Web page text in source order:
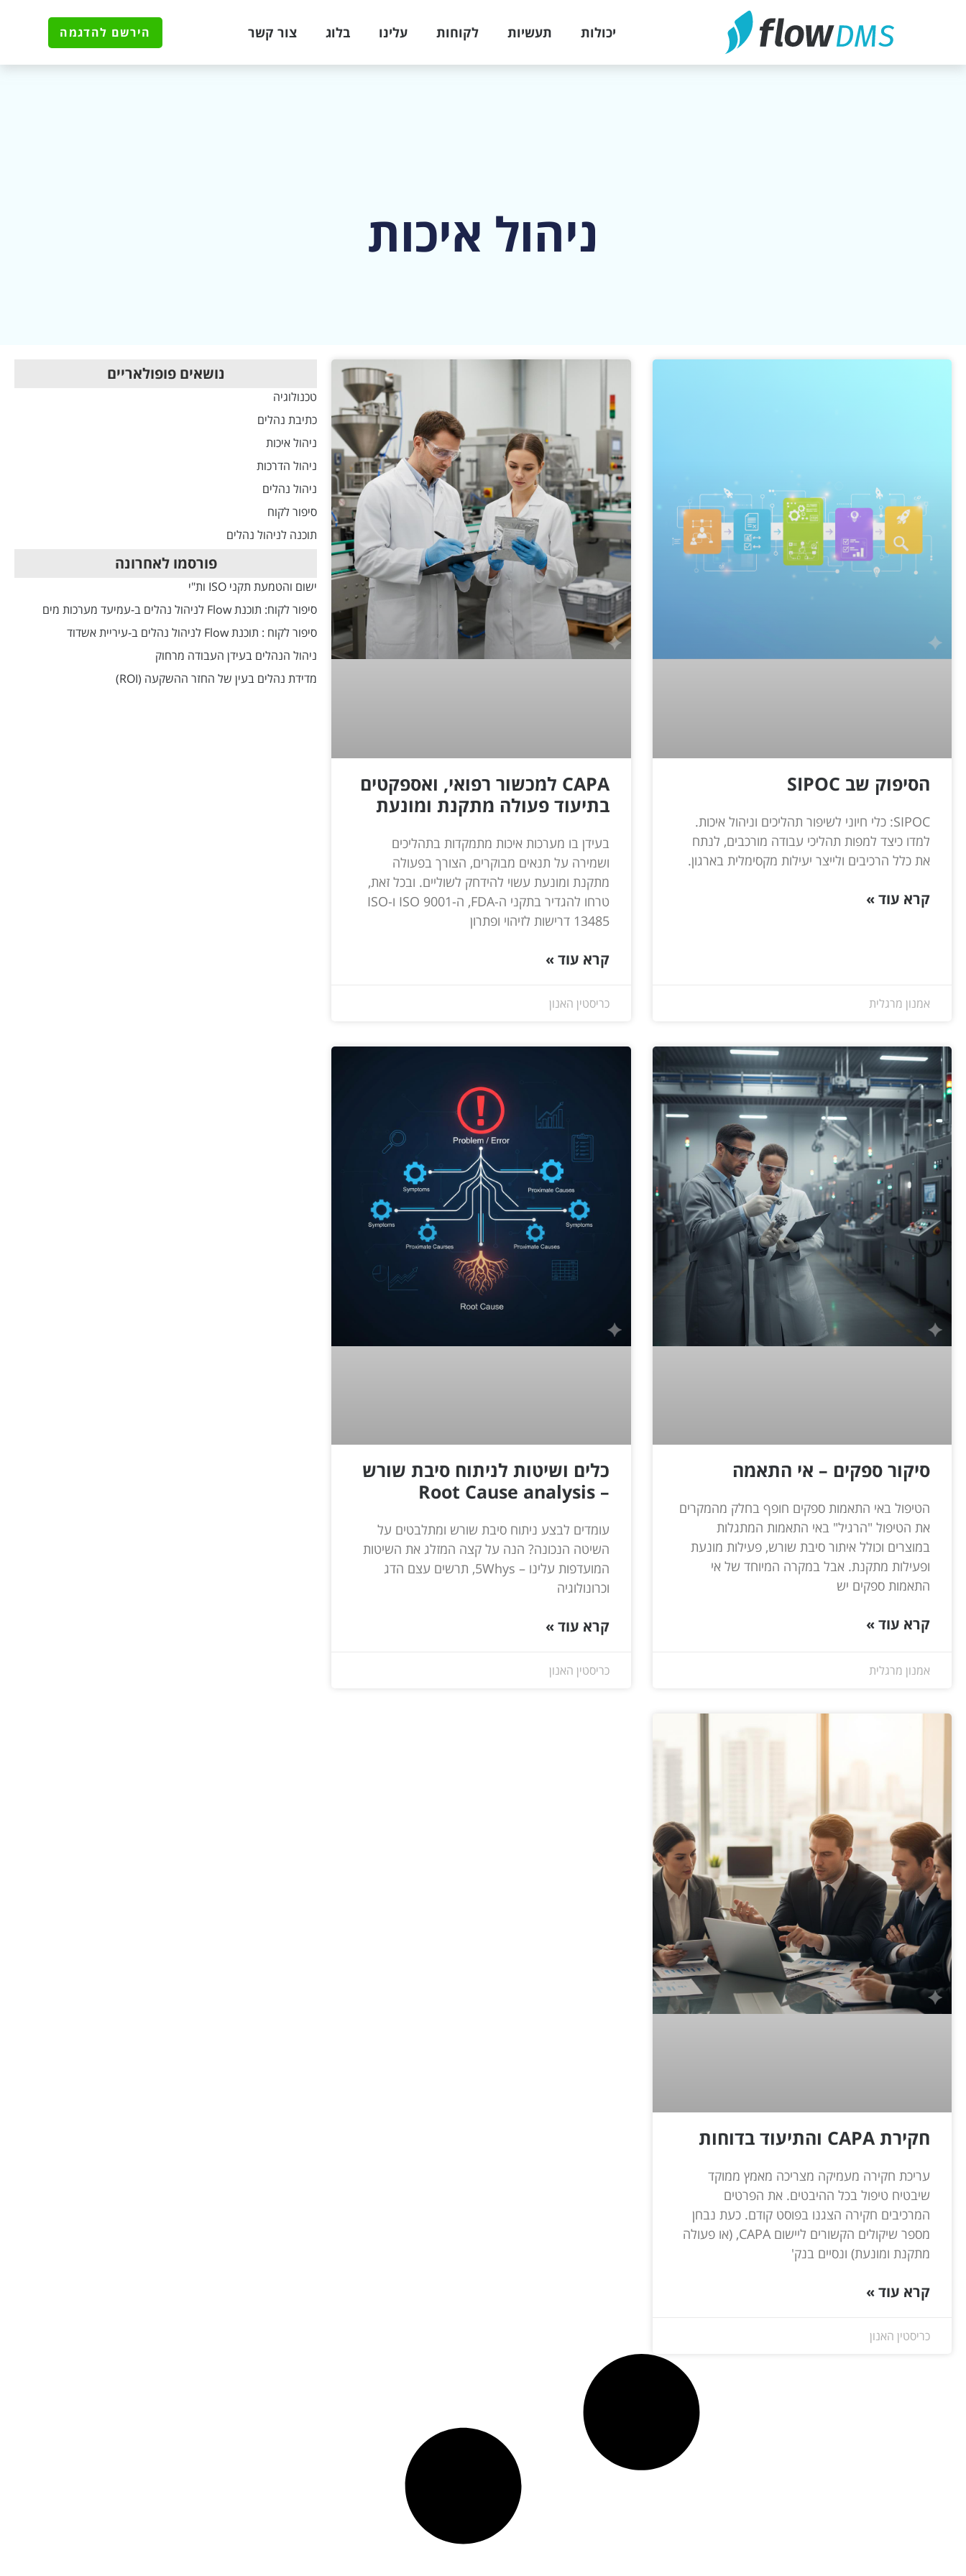
יכולות תעשיות לקוחות עלינו בלוג צור קשר הירשם להדגמה
ניהול איכות
הסיפוק שב SIPOC
SIPOC: כלי חיוני לשיפור תהליכים וניהול איכות.
למדו כיצד למפות תהליכי עבודה מורכבים, לנתח
את כלל הרכיבים ולייצר יעילות מקסימלית בארגון.
קרא עוד »
אמנון מרגלית
CAPA למכשור רפואי, ואספקטים
בתיעוד פעולה מתקנת ומונעת
בעידן בו מערכות איכות מתמקדות בתהליכים
ושמירה על תנאים מבוקרים, הצורך בפעולה
מתקנת ומונעת עשוי להידחק לשוליים. ובכל זאת,
טרחו להגדיר בתקני ה-FDA, ה-ISO 9001 ו-ISO
13485 דרישות לזיהוי ופתרון
קרא עוד »
כריסטין האנון
סיקור ספקים – אי התאמה
הטיפול באי התאמות ספקים חופף בחלק מהמקרים
את הטיפול "הרגיל" באי התאמות המתגלות
במוצרים וכולל איתור סיבת שורש, פעילות מונעת
ופעילות מתקנת. אבל במקרה המיוחד של אי
התאמות ספקים יש
קרא עוד »
אמנון מרגלית
כלים ושיטות לניתוח סיבת שורש
– Root Cause analysis
עומדים לבצע ניתוח סיבת שורש ומתלבטים על
השיטה הנכונה? הנה על קצה המזלג את השיטות
המועדפות עלינו – 5Whys, תרשים עצם הדג
וכרונולוגיה
קרא עוד »
כריסטין האנון
חקירת CAPA והתיעוד בדוחות
עריכת חקירה מעמיקה מצריכה מאמץ ממוקד
שיבטיח טיפול בכל ההיבטים. את הפרטים
המרכיבים חקירה הצגנו בפוסט קודם. כעת נבחן
מספר שיקולים הקשורים ליישום CAPA, (או פעולה
מתקנת ומונעת) ונסיים בנק'
קרא עוד »
כריסטין האנון
נושאים פופולאריים
טכנולוגיה
כתיבת נהלים
ניהול איכות
ניהול הדרכות
ניהול נהלים
סיפור לקוח
תוכנה לניהול נהלים
פורסמו לאחרונה
ישום והטמעת תקני ISO ות"י
סיפור לקוח: תוכנת Flow לניהול נהלים ב-עמיעד מערכות מים
סיפור לקוח : תוכנת Flow לניהול נהלים ב-עיריית אשדוד
ניהול הנהלים בעידן העבודה מרחוק
מדידת נהלים בעין של החזר ההשקעה (ROI)